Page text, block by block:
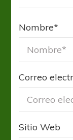
Nombre*
Correo
Sitio Web